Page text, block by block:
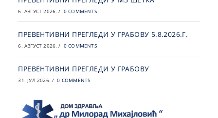
6. АВГУСТ 2026. / 0 COMMENTS
ПРЕВЕНТИВНИ ПРЕГЛЕДИ У ГРАБОВУ 5.8.2026.Г.
6. АВГУСТ 2026. / 0 COMMENTS
ПРЕВЕНТИВНИ ПРЕГЛЕДИ У ГРАБОВУ
31. ЈУЛ 2026. / 0 COMMENTS